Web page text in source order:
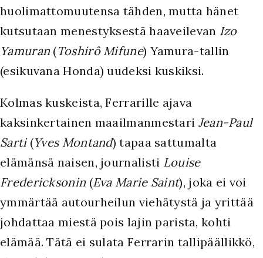
huolimattomuutensa tähden, mutta hänet
kutsutaan menestyksestä haaveilevan Izo
Yamuran (Toshirô Mifune) Yamura-tallin
(esikuvana Honda) uudeksi kuskiksi.
Kolmas kuskeista, Ferrarille ajava
kaksinkertainen maailmanmestari Jean-Paul
Sarti(Yves Montand) tapaa sattumalta
elämänsä naisen, journalisti Louise
Fredericksonin (Eva Marie Saint), joka ei voi
ymmärtää autourheilun viehätystä ja yrittää
johdattaa miestä pois lajin parista, kohti
elämää. Tätä ei sulata Ferrarin tallipäällikkö,